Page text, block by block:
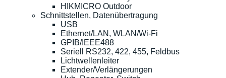
HIKMICRO Outdoor
Schnittstellen, Datenübertragung
USB
Ethernet/LAN, WLAN/Wi-Fi
GPIB/IEEE488
Seriell RS232, 422, 455, Feldbus
Lichtwellenleiter
Extender/Verlängerungen